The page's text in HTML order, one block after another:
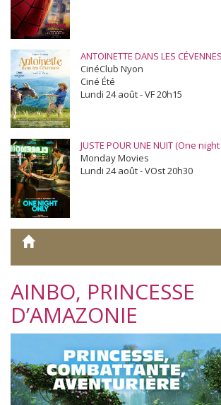
ANTOINETTE DANS LES CÉVENNES
CinéClub Nyon
Ciné Été
Lundi 24 août - VF 20h15
JUSTE POUR UNE NUIT (One
Monday Movies
Lundi 24 août - VOst 20h30
AINBO, PRINCESSE
D’AMAZONIE